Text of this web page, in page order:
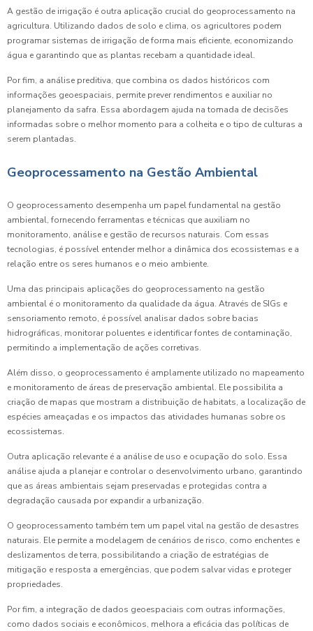
A gestão de irrigação é outra aplicação crucial do geoprocessamento na
agricultura. Utilizando dados de solo e clima, os agricultores podem
programar sistemas de irrigação de forma mais eficiente, economizando
água e garantindo que as plantas recebam a quantidade ideal.
Por fim, a análise preditiva, que combina os dados históricos com
informações geoespaciais, permite prever rendimentos e auxiliar no
planejamento da safra. Essa abordagem ajuda na tomada de decisões
informadas sobre o melhor momento para a colheita e o tipo de culturas a
serem plantadas.
Geoprocessamento na Gestão Ambiental
O geoprocessamento desempenha um papel fundamental na gestão
ambiental, fornecendo ferramentas e técnicas que auxiliam no
monitoramento, análise e gestão de recursos naturais. Com essas
tecnologias, é possível entender melhor a dinâmica dos ecossistemas e a
relação entre os seres humanos e o meio ambiente.
Uma das principais aplicações do geoprocessamento na gestão
ambiental é o monitoramento da qualidade da água. Através de SIGs e
sensoriamento remoto, é possível analisar dados sobre bacias
hidrográficas, monitorar poluentes e identificar fontes de contaminação,
permitindo a implementação de ações corretivas.
Além disso, o geoprocessamento é amplamente utilizado no mapeamento
e monitoramento de áreas de preservação ambiental. Ele possibilita a
criação de mapas que mostram a distribuição de habitats, a localização de
espécies ameaçadas e os impactos das atividades humanas sobre os
ecossistemas.
Outra aplicação relevante é a análise de uso e ocupação do solo. Essa
análise ajuda a planejar e controlar o desenvolvimento urbano, garantindo
que as áreas ambientais sejam preservadas e protegidas contra a
degradação causada por expandir a urbanização.
O geoprocessamento também tem um papel vital na gestão de desastres
naturais. Ele permite a modelagem de cenários de risco, como enchentes e
deslizamentos de terra, possibilitando a criação de estratégias de
mitigação e resposta a emergências, que podem salvar vidas e proteger
propriedades.
Por fim, a integração de dados geoespaciais com outras informações,
como dados sociais e econômicos, melhora a eficácia das políticas de